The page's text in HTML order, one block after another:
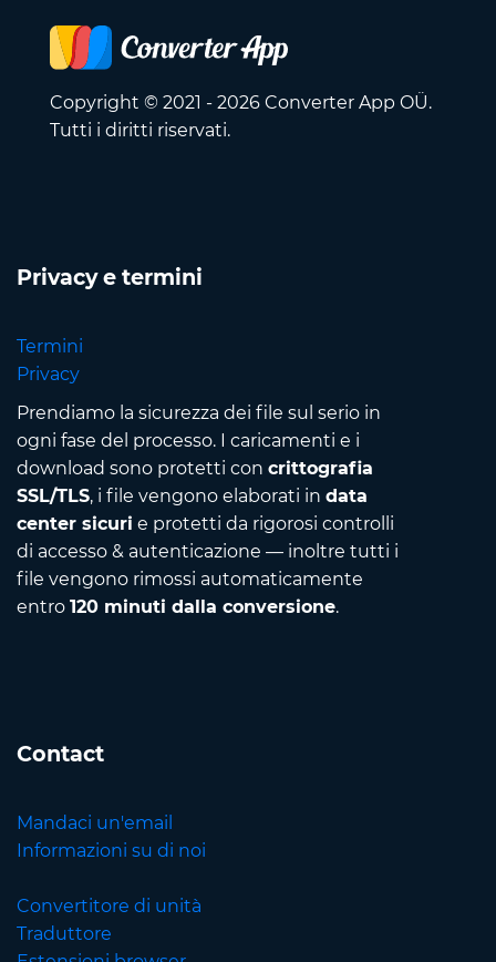
Copyright © 2021 - 2026 Converter App OÜ.
Tutti i diritti riservati.
Privacy e termini
Termini
Privacy
Prendiamo la sicurezza dei file sul serio in
ogni fase del processo. I caricamenti e i
download sono protetti con crittografia
SSL/TLS, i file vengono elaborati in data
center sicuri e protetti da rigorosi controlli
di accesso & autenticazione — inoltre tutti i
file vengono rimossi automaticamente
entro 120 minuti dalla conversione.
Contact
Mandaci un'email
Informazioni su di noi
Convertitore di unità
Traduttore